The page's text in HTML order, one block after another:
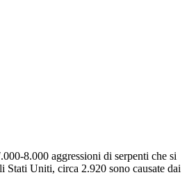
8.000 aggressioni di serpenti che si
Stati Uniti, circa 2.920 sono causate dai